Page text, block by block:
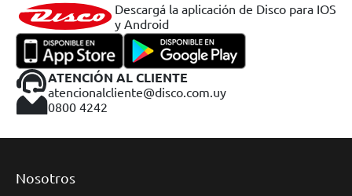
Descargá la aplicación de Disco para IOS
y Android
ATENCIÓN AL CLIENTE
atencionalcliente@disco.com.uy
0800 4242
Nosotros